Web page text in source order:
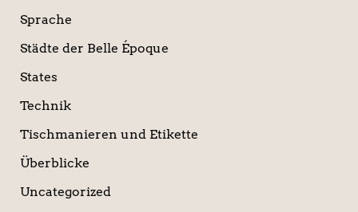
Sprache
Städte der Belle Époque
States
Technik
Tischmanieren und Etikette
Überblicke
Uncategorized